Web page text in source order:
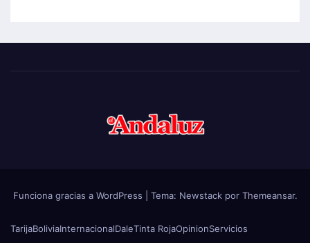
Funciona gracias a WordPress Tema: Newstackpor Themeansar.
TarijaBoliviaInternacionalDaleTinta RojaOpinionServicios